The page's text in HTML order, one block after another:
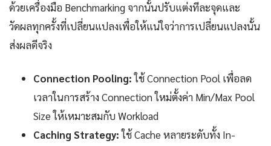
ด้วยเครื่องมือ Benchmarking จากนั้นปรับแต่งทีละจุดและ
วัดผลทุกครั้งที่เปลี่ยนแปลงเพื่อให้แน่ใจว่าการเปลี่ยนแปลงนั้น
ส่งผลดีจริง
Connection Pooling:ใช้ Connection Pool เพื่อลด
เวลาในการสร้าง Connection ใหม่ตั้งค่า Min/Max Pool
Size ให้เหมาะสมกับ Workload
Caching Strategy:ใช้ Cache หลายระดับทั้ง In-